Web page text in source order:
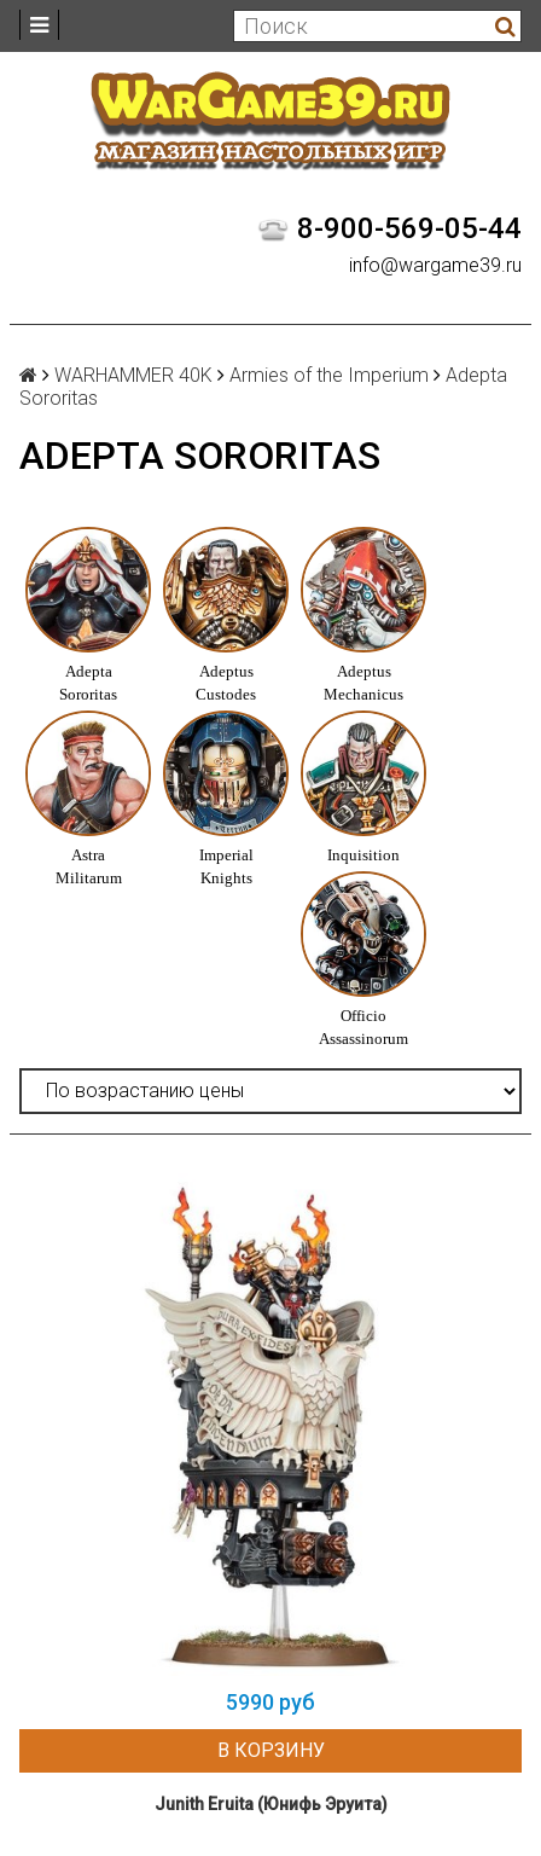
8-900-569-05-44
info@wargame39.ru
WARHAMMER 40K Armies of the Imperium
Adepta
Sororitas
ADEPTA SORORITAS
Adepta
Sororitas
Adeptus
Custodes
Adeptus
Mechanicus
Astra
Militarum
Imperial
Knights
Inquisition
Officio
Assassinorum
5990 руб
В КОРЗИНУ
Junith Eruita (Юнифь Эруита)